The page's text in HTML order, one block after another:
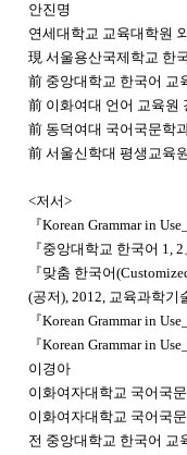
안진명
연세대학교 교육대학원
現 서울용산국제학교 한
前 중앙대학교 한국어 교
前 이화여대 언어 교육원
前 동덕여대 국어국문학
前 서울신학대 평생교육
<저서>
『Korean Grammar in
『중앙대학교 한국어 1,
『맞춤 한국어
(공저), 2012, 교육과학기
『Korean Grammar in
『Korean Grammar in
이경아
이화여자대학교 국어국
이화여자대학교 국어국
전 중앙대학교 한국어 교